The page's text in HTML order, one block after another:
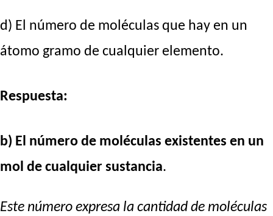
d) El número de moléculas que hay en un
átomo gramo de cualquier elemento.
Respuesta:
b) El número de moléculas existentes en un
mol de cualquier sustancia.
Este número expresa la cantidad de moléculas